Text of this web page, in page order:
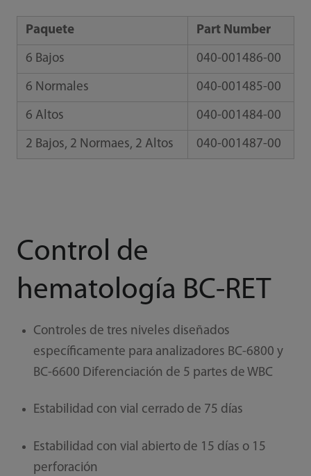
Paquete Part Number
6 Bajos 040-001486-00
6 Normales 040-001485-00
6 Altos 040-001484-00
2 Bajos, 2 Normaes, 2 Altos 040-001487-00
Control de
hematología BC-RET
Controles de tres niveles diseñados
específicamente para analizadores BC-6800 y
BC-6600 Diferenciación de 5 partes de WBC
Estabilidad con vial cerrado de 75 días
Estabilidad con vial abierto de 15 días o 15
perforación